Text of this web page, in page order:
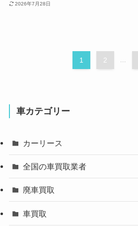
2026年7月28日
1 2 ...
車カテゴリー
カーリース
全国の車買取業者
廃車買取
車買取